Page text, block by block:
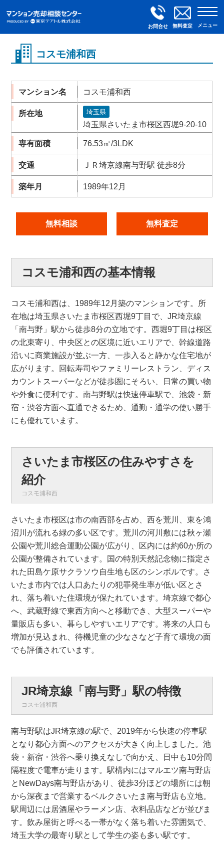
お問合せ 無料査定 メニュー
コスモ浦和西
マンション名 コスモ浦和西
所在地 埼玉県
埼玉県さいたま市桜区西堀9-20-10
専有面積 76.53㎡/3LDK
交通 ＪＲ埼京線南与野駅 徒歩8分
築年月 1989年12月
無料相談 無料査定
コスモ浦和西の基本情報
コスモ浦和西は、1989年12月築のマンションです。所
在地は埼玉県さいたま市桜区西堀9丁目で、JR埼京線
「南与野」駅から徒歩8分の立地です。西堀9丁目は桜区
の北東寄り、中央区との区境に近いエリアで、幹線道路
沿いに商業施設が並ぶ一方、一歩入ると静かな住宅地が
広がります。回転寿司やファミリーレストラン、ディス
カウントスーパーなどが徒歩圏にそろい、日常の買い物
や外食に便利です。南与野駅は快速停車駅で、池袋・新
宿・渋谷方面へ直通できるため、通勤・通学の使い勝手
にも優れています。
さいたま市桜区の住みやすさを
紹介
コスモ浦和西
さいたま市桜区は市の南西部を占め、西を荒川、東を鴻
沼川が流れる緑の多い区です。荒川の河川敷には秋ヶ瀬
公園や荒川総合運動公園が広がり、区内には約60か所の
公園が整備されています。国の特別天然記念物に指定さ
れた田島ケ原サクラソウ自生地も区のシンボルです。さ
いたま市内では人口あたりの犯罪発生率が低い区とさ
れ、落ち着いた住環境が保たれています。埼京線で都心
へ、武蔵野線で東西方向へと移動でき、大型スーパーや
量販店も多い、暮らしやすいエリアです。将来の人口も
増加が見込まれ、待機児童の少なさなど子育て環境の面
でも評価されています。
JR埼京線「南与野」駅の特徴
コスモ浦和西
南与野駅はJR埼京線の駅で、2019年から快速の停車駅
となり都心方面へのアクセスが大きく向上しました。池
袋・新宿・渋谷へ乗り換えなしで向かえ、日中も10分間
隔程度で電車が走ります。駅構内にはマルエツ南与野店
とNewDays南与野店があり、徒歩3分ほどの場所には朝
から深夜まで営業するベルクさいたま南与野店も立地。
駅周辺には居酒屋やラーメン店、衣料品店などが並びま
す。飲み屋街と呼べる一帯がなく落ち着いた雰囲気で、
埼玉大学の最寄り駅として学生の姿も多い駅です。